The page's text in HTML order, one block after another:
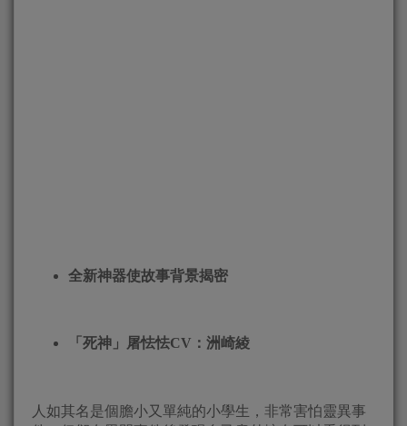
全新神器使故事背景揭密
「死神」屠怯怯CV ：洲崎綾
人如其名是個膽小又單純的小學生，非常害怕靈異事